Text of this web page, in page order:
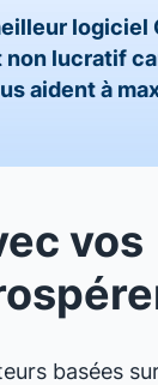
logiciel
non lucratif
aident à
vos
basées